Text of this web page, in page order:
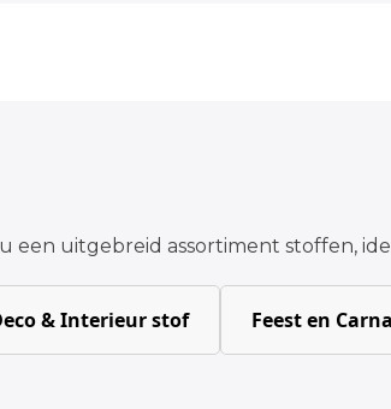
een uitgebreid assortiment stoffen,
& Interieur stof Feest en